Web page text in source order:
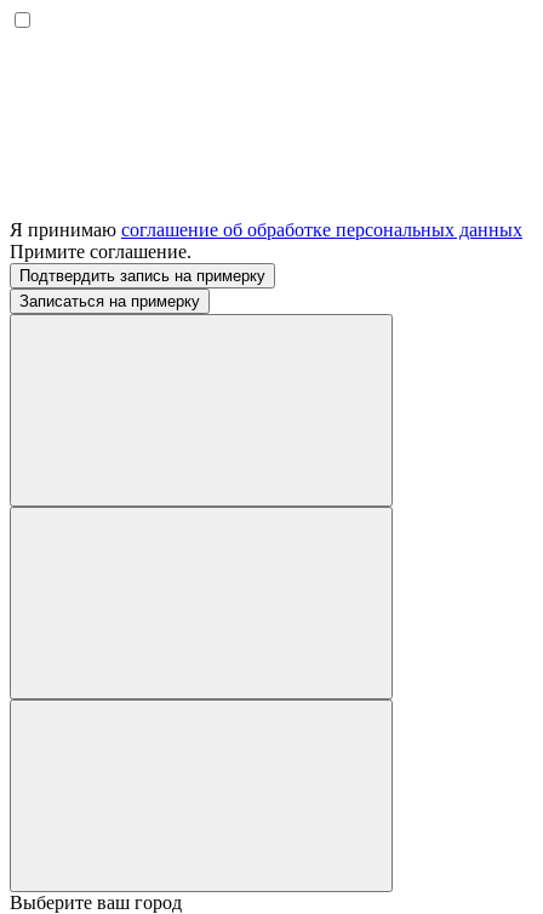
Я принимаю соглашение об обработке персональных данных
Примите соглашение.
Подтвердить запись на примерку
Записаться на примерку
Выберите ваш город